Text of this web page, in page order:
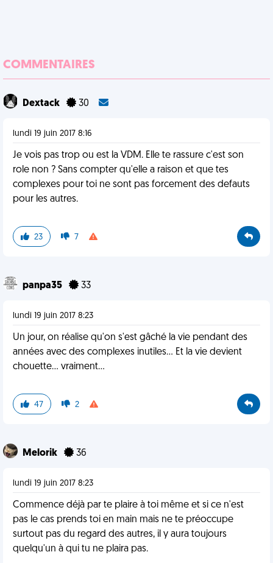
COMMENTAIRES
Dextack 30
lundi 19 juin 2017 8:16
Je vois pas trop ou est la VDM. Elle te rassure c'est son
role non ? Sans compter qu'elle a raison et que tes
complexes pour toi ne sont pas forcement des defauts
pour les autres.
23 7
panpa35 33
lundi 19 juin 2017 8:23
Un jour, on réalise qu'on s'est gâché la vie pendant des
années avec des complexes inutiles... Et la vie devient
chouette... vraiment...
47 2
Melorik 36
lundi 19 juin 2017 8:23
Commence déjà par te plaire à toi même et si ce n'est
pas le cas prends toi en main mais ne te préoccupe
surtout pas du regard des autres, il y aura toujours
quelqu'un à qui tu ne plaira pas.